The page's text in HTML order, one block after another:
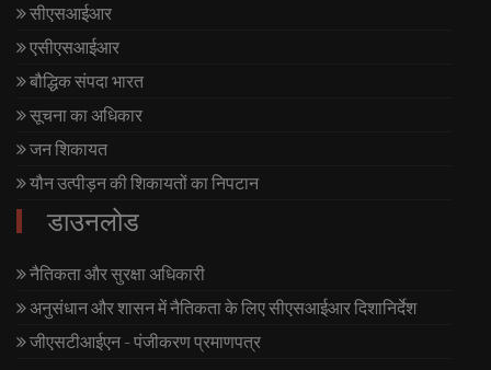
सीएसआईआर
एसीएसआईआर
बौद्धिक संपदा भारत
सूचना का अधिकार
जन शिकायत
यौन उत्पीड़न की शिकायतों का निपटान
डाउनलोड
नैतिकता और सुरक्षा अधिकारी
अनुसंधान और शासन में नैतिकता के लिए सीएसआईआर दिशानिर्देश
जीएसटीआईएन - पंजीकरण प्रमाणपत्र